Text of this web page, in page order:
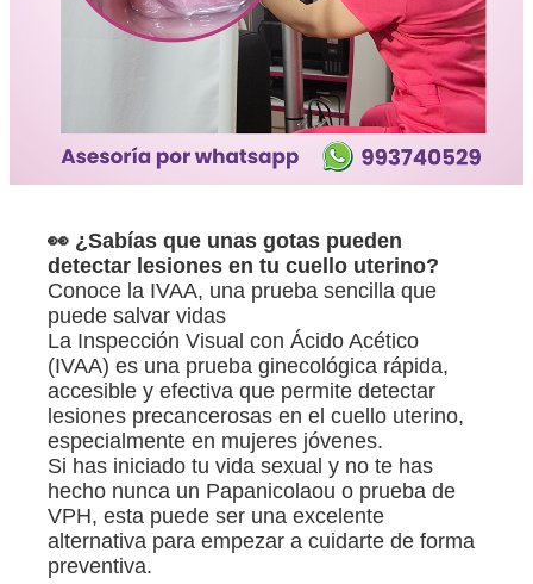
👀 ¿Sabías que unas gotas pueden
detectar lesiones en tu cuello uterino?
Conoce la IVAA, una prueba sencilla que
puede salvar vidas
La Inspección Visual con Ácido Acético
(IVAA) es una prueba ginecológica rápida,
accesible y efectiva que permite detectar
lesiones precancerosas en el cuello uterino,
especialmente en mujeres jóvenes.
Si has iniciado tu vida sexual y no te has
hecho nunca un Papanicolaou o prueba de
VPH, esta puede ser una excelente
alternativa para empezar a cuidarte de forma
preventiva.